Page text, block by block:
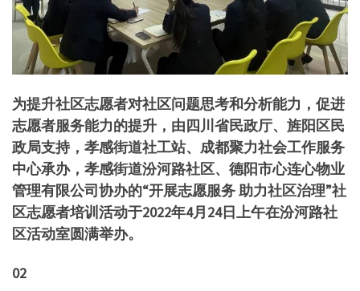
为提升社区志愿者对社区问题思考和分析能力，促进
志愿者服务能力的提升，由四川省民政厅、旌阳区民
政局支持，孝感街道社工站、成都聚力社会工作服务
中心承办，孝感街道汾河路社区、德阳市心连心物业
管理有限公司协办的“开展志愿服务 助力社区治理”社
区志愿者培训活动于2022年4月24日上午在汾河路社
区活动室圆满举办。
02